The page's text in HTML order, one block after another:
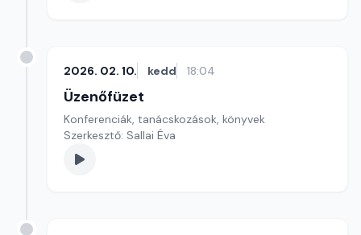
2026. 02. 10. kedd 18:04
Üzenőfüzet
Konferenciák, tanácskozások, könyvek
Szerkesztő: Sallai Éva